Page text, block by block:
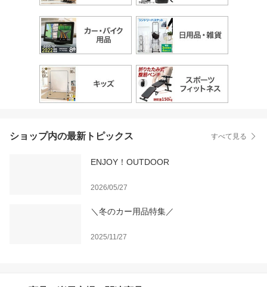
ショップ内の最新トピックス すべて見る
ENJOY！OUTDOOR
2026/05/27
＼冬のカー用品特集／
2025/11/27